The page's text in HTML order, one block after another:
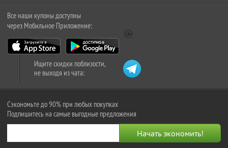
Все наши купоны доступны
через Мобильное Приложение:
Ищите скидки поблизости,
не выходя из чата:
Сэкономьте до 90% при любых покупках
Подпишитесь на самые выгодные предложения